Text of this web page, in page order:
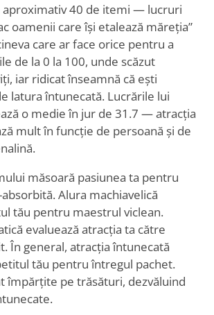
aproximativ 40 de itemi — lucruri
oamenii care își etalează măreția”
care ar face orice pentru a
de la 0 la 100, unde scăzut
iar ridicat înseamnă că ești
latura întunecată. Lucrările lui
o medie în jur de 31.7 — atracția
mult în funcție de persoană și de
măsoară pasiunea ta pentru
Alura machiavelică
tău pentru maestrul viclean.
evaluează atracția ta către
În general, atracția întunecată
tău pentru întregul pachet.
împărțite pe trăsături, dezvăluind